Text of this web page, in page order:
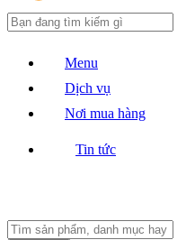
Menu
Dịch vụ
Nơi mua hàng
Tin tức